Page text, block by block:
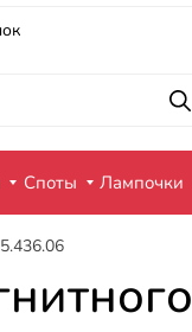
Споты Лампочки